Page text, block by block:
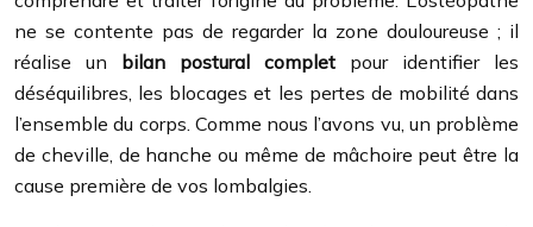
ne se contente pas de regarder la zone douloureuse ; il
réalise un bilan postural complet pour identifier les
déséquilibres, les blocages et les pertes de mobilité dans
l’ensemble du corps. Comme nous l’avons vu, un problème
de cheville, de hanche ou même de mâchoire peut être la
cause première de vos lombalgies.